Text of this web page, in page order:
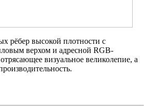
рёбер высокой плотности с
верхом и адресной RGB-
визуальное великолепие, а